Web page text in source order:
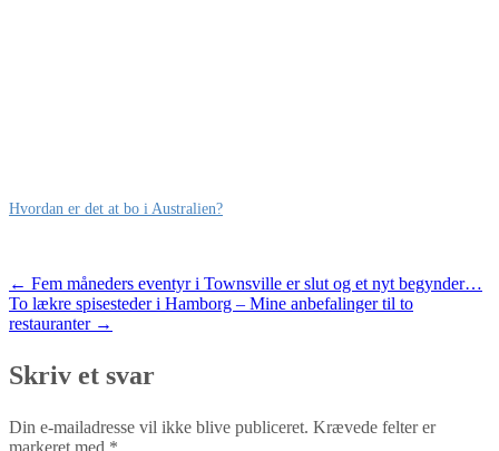
Hvordan er det at bo i Australien?
Post
navigation
← Fem måneders eventyr i Townsville er slut og et nyt begynder…
To lækre spisesteder i Hamborg – Mine anbefalinger til to
restauranter →
Skriv et svar
Din e-mailadresse vil ikke blive publiceret. Krævede felter er
markeret med *